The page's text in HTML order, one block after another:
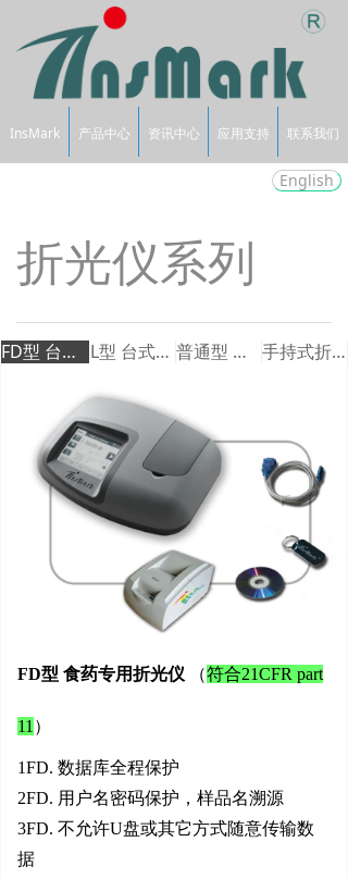
InsMark 产品中心 资讯中心 应用支持 联系我们
English
折光仪系列
FD型 台式折光仪 L型 台式折光仪 普通型 台式折光仪 手持式折光仪
FD型 食药专用折光仪 （符合21CFR part
11 ）
1FD. 数据库全程保护
2FD. 用户名密码保护，样品名溯源
3FD. 不允许U盘或其它方式随意传输数
据